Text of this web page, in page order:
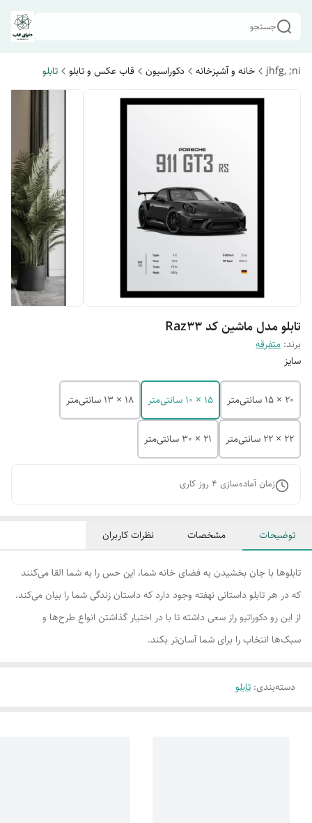
جستجو
jhfg, ;ni خانه و آشپزخانه دکوراسیون قاب عکس و تابلو تابلو
تابلو مدل ماشین کد Raz33
برند: متفرقه
سایز
20 × 15 سانتی‌متر 15 × 10 سانتی‌متر 18 × 13 سانتی‌متر
22 × 22 سانتی‌متر 21 × 30 سانتی‌متر
زمان آماده‌سازی 4 روز کاری
توضیحات مشخصات نظرات کاربران
تابلوها با جان بخشیدن به فضای خانه شما، این حس را به شما القا می‌کنند
که در هر تابلو داستانی نهفته وجود دارد که داستان زندگی شما را بیان می‌کند.
از این رو دکوراتیو راز سعی داشته تا با در اختیار گذاشتن انواع طرح‌ها و
سبک‌ها انتخاب را برای شما آسان‌تر بکند.
دسته‌بندی: تابلو